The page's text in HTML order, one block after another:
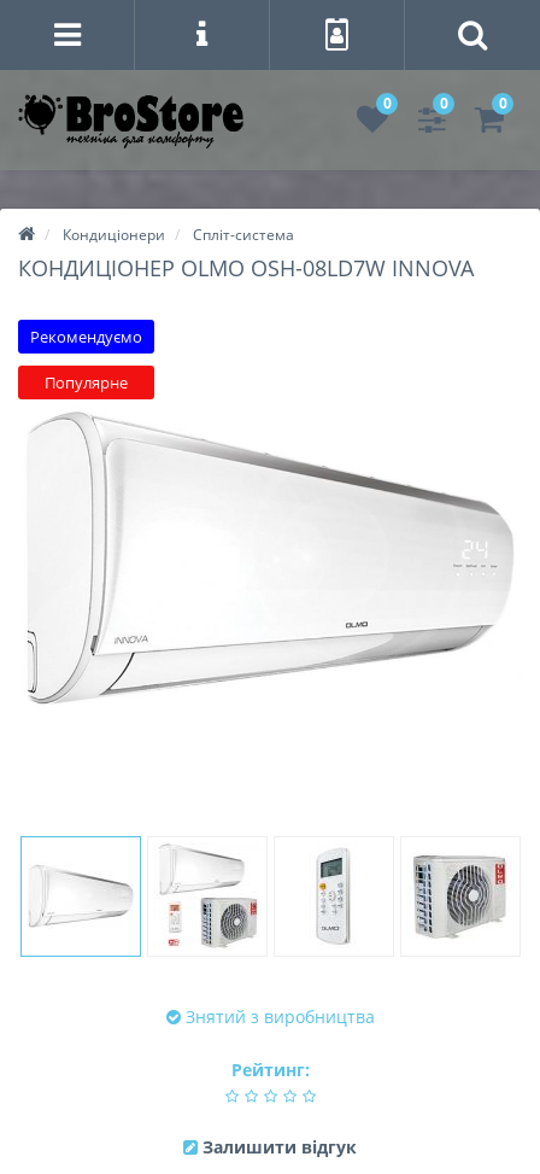
0 0 0
Кондиціонери Спліт-система
КОНДИЦІОНЕР OLMO OSH-08LD7W INNOVA
Рекомендуємо
Популярне
Знятий з виробництва
Рейтинг:
Залишити відгук